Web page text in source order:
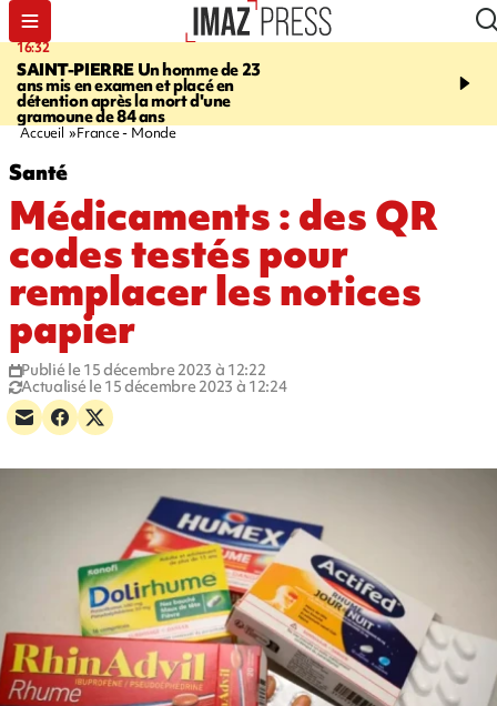
16:32
SAINT-PIERREUn homme de 23
ans mis en examen et placé en
détention après la mort d'une
gramoune de 84 ans
21:08
et Turquie scellent un
Accueil France - Monde
Santé
Médicaments : des QR
codes testés pour
remplacer les notices
papier
Publié le 15 décembre 2023 à 12:22
Actualisé le 15 décembre 2023 à 12:24